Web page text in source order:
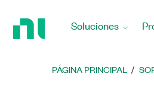
Soluciones
PÁGINA PRINCIPAL